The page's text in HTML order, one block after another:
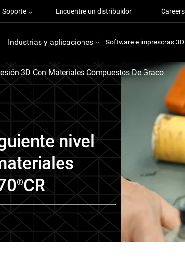
Soporte Encuentre un distribuidor Careers
Industrias y aplicaciones Software e impresoras 3D
3D Con Materiales Compuestos De Graco
nivel
®CR